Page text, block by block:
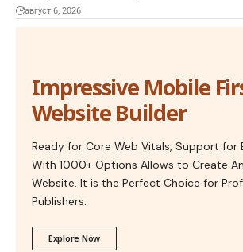
август 6, 2026
Impressive Mobile
Website Builder
Ready for Core Web Vitals, Support for
With 1000+ Options Allows to Create
Website. It is the Perfect Choice for
Publishers.
Explore Now